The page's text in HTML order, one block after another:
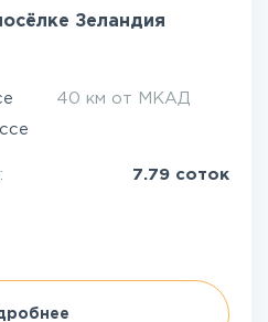
Зеландия
40 км от МКАД
7.79 соток